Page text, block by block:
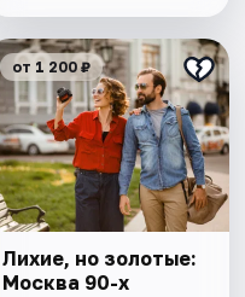
от 1 200 ₽
Лихие, но золотые:
Москва 90-х